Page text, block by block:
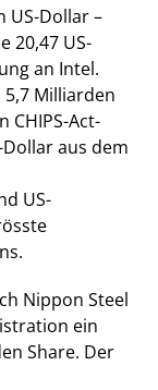
US-Dollar –
20,47 US-
an Intel.
Milliarden
CHIPS-Act-
aus dem
US-
Nippon Steel
ein
Share. Der